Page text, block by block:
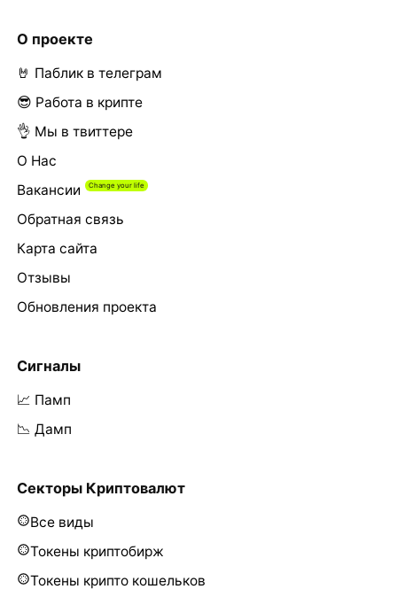
О проекте
🤘 Паблик в телеграм
😎 Работа в крипте
👌 Мы в твиттере
О Нас
Вакансии
Обратная связь
Карта сайта
Отзывы
Обновления проекта
Сигналы
📈 Памп
📉 Дамп
Секторы Криптовалют
Все виды
Токены криптобирж
Токены крипто кошельков